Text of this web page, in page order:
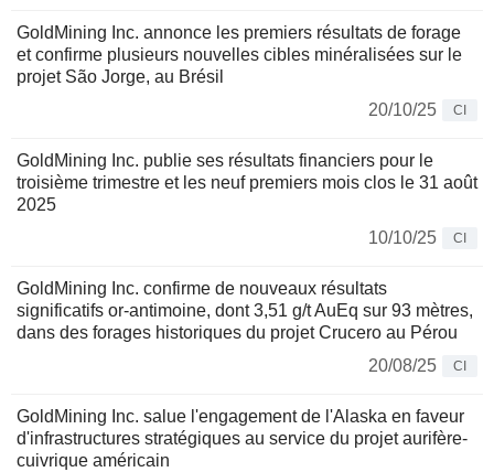
GoldMining Inc. annonce les premiers résultats de forage
et confirme plusieurs nouvelles cibles minéralisées sur le
projet São Jorge, au Brésil
20/10/25
CI
GoldMining Inc. publie ses résultats financiers pour le
troisième trimestre et les neuf premiers mois clos le 31 août
2025
10/10/25
CI
GoldMining Inc. confirme de nouveaux résultats
significatifs or-antimoine, dont 3,51 g/t AuEq sur 93 mètres,
dans des forages historiques du projet Crucero au Pérou
20/08/25
CI
GoldMining Inc. salue l'engagement de l'Alaska en faveur
d'infrastructures stratégiques au service du projet aurifère-
cuivrique américain